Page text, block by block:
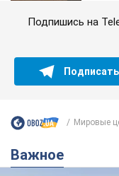
Подпишись на
Мировые
Важное